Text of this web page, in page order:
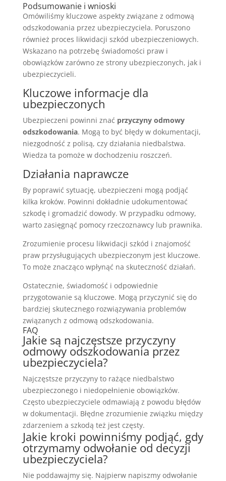
Podsumowanie i wnioski
Omówiliśmy kluczowe aspekty związane z odmową
odszkodowania przez ubezpieczyciela. Poruszono
również proces likwidacji szkód ubezpieczeniowych.
Wskazano na potrzebę świadomości praw i
obowiązków zarówno ze strony ubezpieczonych, jak i
ubezpieczycieli.
Kluczowe informacje dla
ubezpieczonych
Ubezpieczeni powinni znać przyczyny odmowy
odszkodowania. Mogą to być błędy w dokumentacji,
niezgodność z polisą, czy działania niedbalstwa.
Wiedza ta pomoże w dochodzeniu roszczeń.
Działania naprawcze
By poprawić sytuację, ubezpieczeni mogą podjąć
kilka kroków. Powinni dokładnie udokumentować
szkodę i gromadzić dowody. W przypadku odmowy,
warto zasięgnąć pomocy rzeczoznawcy lub prawnika.
Zrozumienie procesu likwidacji szkód i znajomość
praw przysługujących ubezpieczonym jest kluczowe.
To może znacząco wpłynąć na skuteczność działań.
Ostatecznie, świadomość i odpowiednie
przygotowanie są kluczowe. Mogą przyczynić się do
bardziej skutecznego rozwiązywania problemów
związanych z odmową odszkodowania.
FAQ
Jakie są najczęstsze przyczyny
odmowy odszkodowania przez
ubezpieczyciela?
Najczęstsze przyczyny to rażące niedbalstwo
ubezpieczonego i niedopełnienie obowiązków.
Często ubezpieczyciele odmawiają z powodu błędów
w dokumentacji. Błędne zrozumienie związku między
zdarzeniem a szkodą też jest częsty.
Jakie kroki powinniśmy podjąć, gdy
otrzymamy odwołanie od decyzji
ubezpieczyciela?
Nie poddawajmy się. Najpierw napiszmy odwołanie